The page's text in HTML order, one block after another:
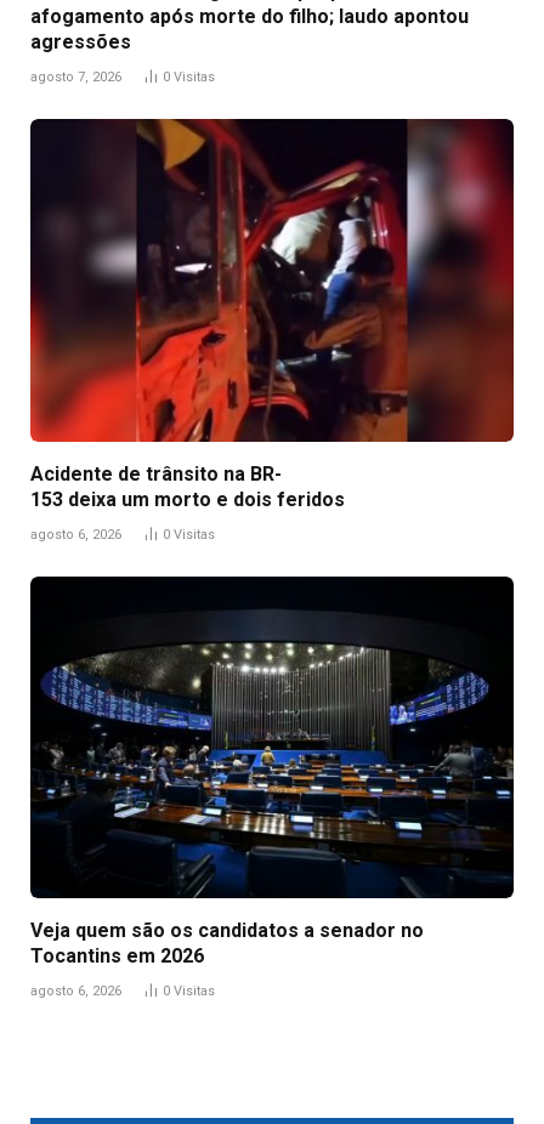
afogamento após morte do filho; laudo apontou
agressões
agosto 7, 2026 0 Visitas
Acidente de trânsito na BR-
153 deixa um morto e dois feridos
agosto 6, 2026 0 Visitas
Veja quem são os candidatos a senador no
Tocantins em 2026
agosto 6, 2026 0 Visitas